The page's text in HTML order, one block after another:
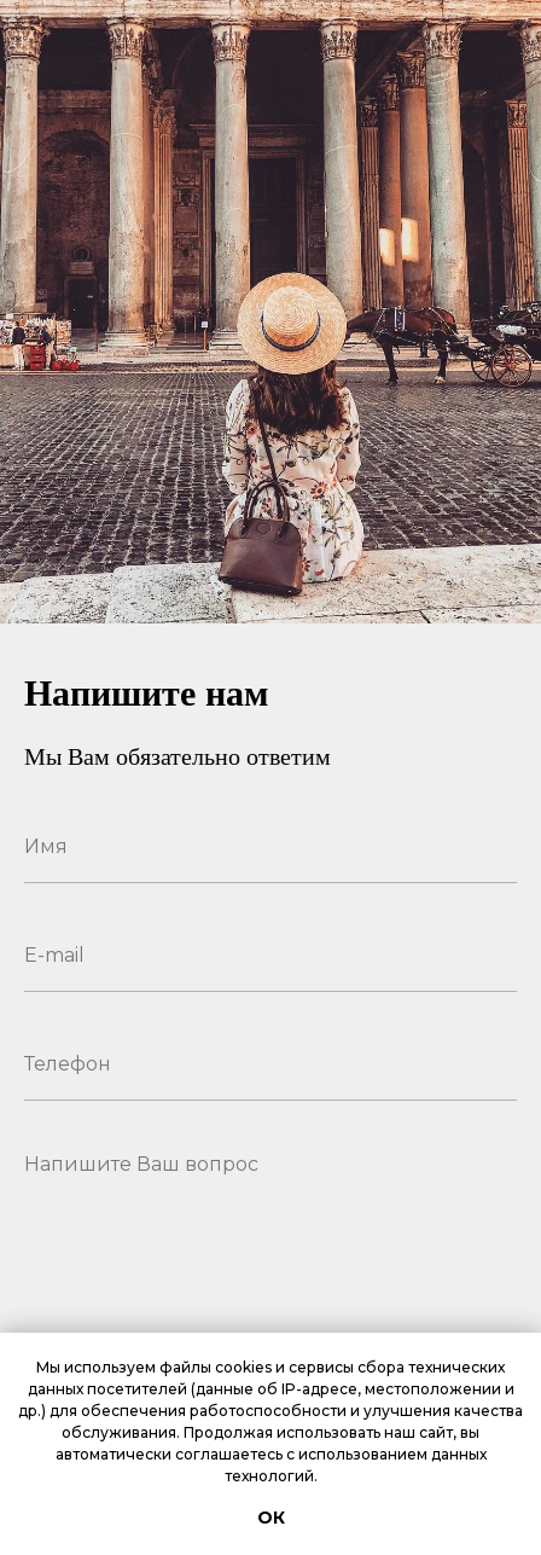
Напишите нам
Мы Вам обязательно ответим
Ясогласенс обработкой моих персональных данных в
соответствии сполитикойобработки персональных
данных
Отправить
Мы используем файлы cookies и сервисы сбора технических
данных посетителей (данные об IP-адресе, местоположении и
др.) для обеспечения работоспособности и улучшения качества
обслуживания. Продолжая использовать наш сайт, вы
автоматически соглашаетесь с использованием данных
технологий.
ОК